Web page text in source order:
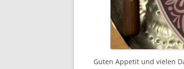
Guten Appetit und vielen